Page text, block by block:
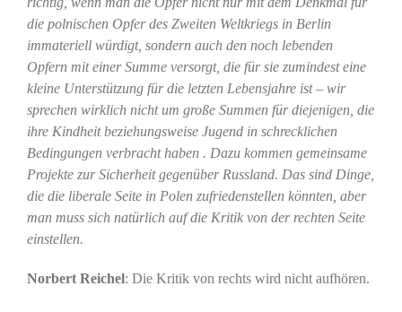
die polnischen Opfer des Zweiten Weltkriegs in Berlin
immateriell würdigt, sondern auch den noch lebenden
Opfern mit einer Summe versorgt, die für sie zumindest eine
kleine Unterstützung für die letzten Lebensjahre ist – wir
sprechen wirklich nicht um große Summen für diejenigen, die
ihre Kindheit beziehungsweise Jugend in schrecklichen
Bedingungen verbracht haben . Dazu kommen gemeinsame
Projekte zur Sicherheit gegenüber Russland. Das sind Dinge,
die die liberale Seite in Polen zufriedenstellen könnten, aber
man muss sich natürlich auf die Kritik von der rechten Seite
einstellen.
Norbert Reichel: Die Kritik von rechts wird nicht aufhören.